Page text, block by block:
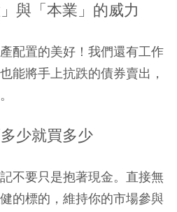
與「本業」的威力
配置的美好！我們還有工作
能將手上抗跌的債券賣出，
少就買多少
不要只是抱著現金。直接無
的標的，維持你的市場參與